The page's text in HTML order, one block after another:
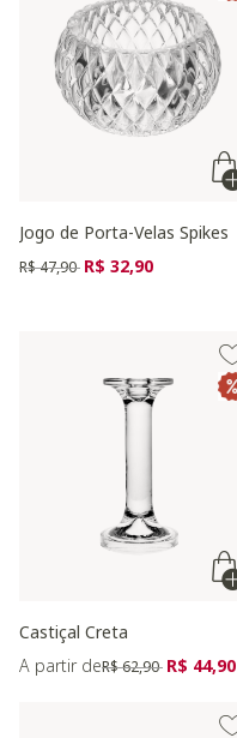
Jogo de Porta-Velas Spikes
Preço reduzido de
R$ 47,90 para
R$ 32,90
Castiçal Creta
A partir dePreço reduzido de
R$ 62,90 para
R$ 44,90